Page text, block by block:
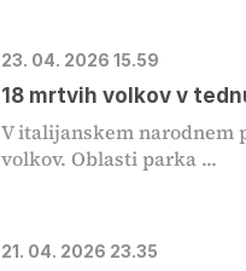
23. 04. 2026 15.59
18 mrtvih volkov v
V italijanskem narodnem
volkov. Oblasti parka ...
21. 04. 2026 23.35